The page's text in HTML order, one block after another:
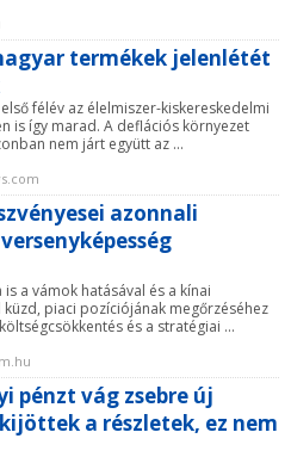
termékek jelenlétét
félév az élelmiszer-kiskereskedelmi
is így marad. A deflációs környezet
nem járt együtt az ...
azonnali
a vámok hatásával és a kínai
piaci pozíciójának megőrzéséhez
és a stratégiai ...
pénzt vág zsebre új
a részletek, ez nem